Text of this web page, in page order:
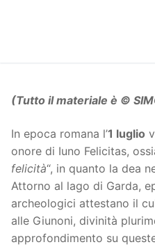
(Tutto il materiale è ©
In epoca romana l’1 luglio
onore di Iuno Felicitas,
felicità“, in quanto la dea
Attorno al lago di Garda,
archeologici attestano il
alle Giunoni, divinità
approfondimento su